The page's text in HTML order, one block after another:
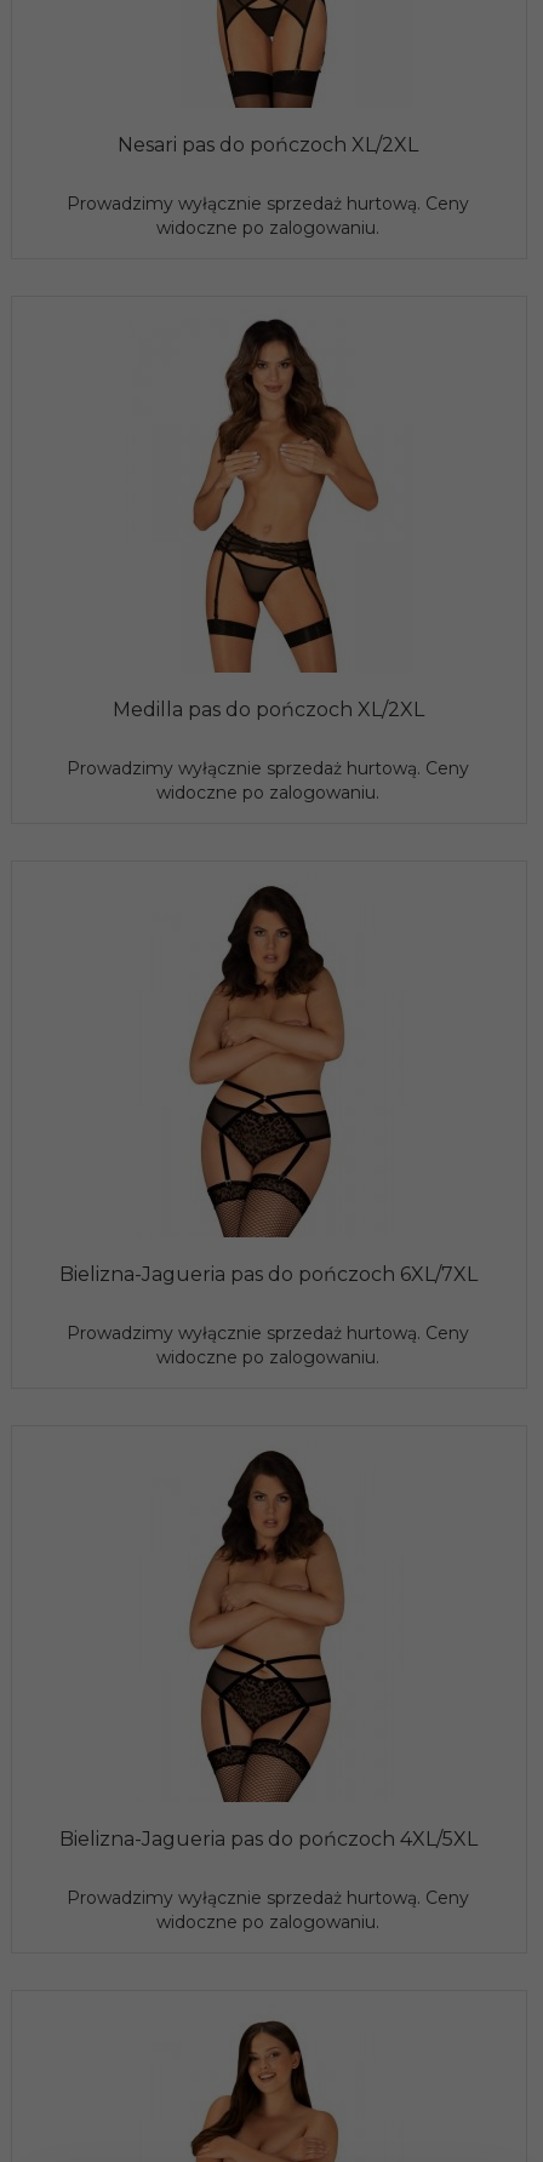
Nesari pas do pończoch XL/2XL
Prowadzimy wyłącznie sprzedaż hurtową. Ceny
widoczne po zalogowaniu.
Medilla pas do pończoch XL/2XL
Prowadzimy wyłącznie sprzedaż hurtową. Ceny
widoczne po zalogowaniu.
Bielizna-Jagueria pas do pończoch 6XL/7XL
Prowadzimy wyłącznie sprzedaż hurtową. Ceny
widoczne po zalogowaniu.
Bielizna-Jagueria pas do pończoch 4XL/5XL
Prowadzimy wyłącznie sprzedaż hurtową. Ceny
widoczne po zalogowaniu.